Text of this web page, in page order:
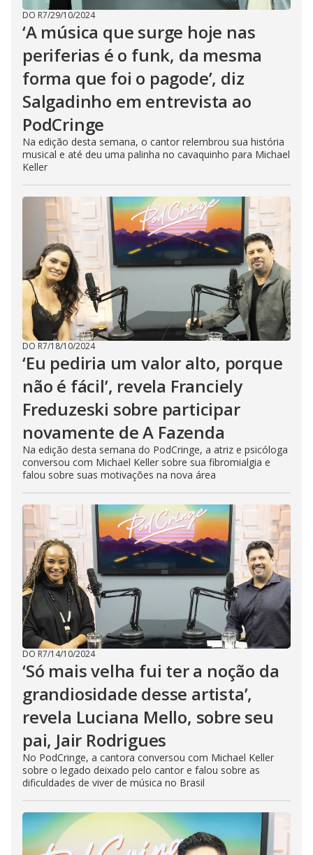
DO R7/29/10/2024
‘A música que surge hoje nas
periferias é o funk, da mesma
forma que foi o pagode’, diz
Salgadinho em entrevista ao
PodCringe
Na edição desta semana, o cantor relembrou sua história
musical e até deu uma palinha no cavaquinho para Michael
Keller
DO R7/18/10/2024
‘Eu pediria um valor alto, porque
não é fácil’, revela Franciely
Freduzeski sobre participar
novamente de A Fazenda
Na edição desta semana do PodCringe, a atriz e psicóloga
conversou com Michael Keller sobre sua fibromialgia e
falou sobre suas motivações na nova área
DO R7/14/10/2024
‘Só mais velha fui ter a noção da
grandiosidade desse artista’,
revela Luciana Mello, sobre seu
pai, Jair Rodrigues
No PodCringe, a cantora conversou com Michael Keller
sobre o legado deixado pelo cantor e falou sobre as
dificuldades de viver de música no Brasil